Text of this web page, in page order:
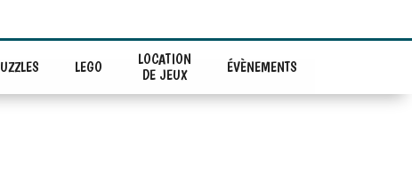
LEGO
LOCATION
DE JEUX
ÉVÈNEMENTS